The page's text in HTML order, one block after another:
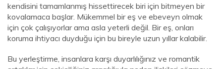
kendisini tamamlanmış hissettirecek biri için bitmeyen bir
kovalamaca başlar. Mükemmel bir eş ve ebeveyn olmak
için çok çalışıyorlar ama asla yeterli değil. Bir eş, onları
koruma ihtiyacı duyduğu için bu bireyle uzun yıllar kalabilir.
Bu yerleştirme, insanlara karşı duyarlılığınız ve romantik